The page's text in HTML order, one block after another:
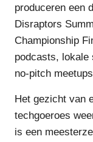
produceren een
Disraptors
Championship
podcasts, lokale
no-pitch
Het gezicht van
techgoeroes
is een